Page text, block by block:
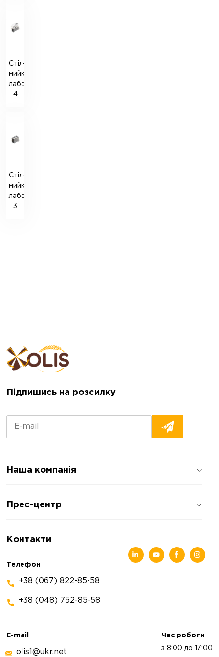
Стіл-
мийка
лабораторна
4
Стіл-
мийка
лабораторна
3
Підпишись на розсилку
Наша компанія
Відгуки про компанію
Прес-центр
Статті
Контакти
Телефон
+38 (067) 822-85-58
+38 (048) 752-85-58
E-mail
olis1@ukr.net
Час роботи
з 8:00 до 17:00